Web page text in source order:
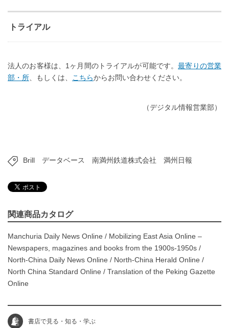
トライアル
法人のお客様は、1ヶ月間のトライアルが可能です。最寄りの営業
部・所 、もしくは、 こちらからお問い合わせください。
（デジタル情報営業部）
Brill データベース 南満州鉄道株式会社 満州日報
関連商品カタログ
Manchuria Daily News Online / Mobilizing East Asia Online –
Newspapers, magazines and books from the 1900s-1950s /
North-China Daily News Online / North-China Herald Online /
North China Standard Online / Translation of the Peking Gazette
Online
書店で見る・知る・学ぶ